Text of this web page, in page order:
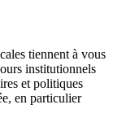
tiennent à vous
institutionnels
et politiques
en particulier